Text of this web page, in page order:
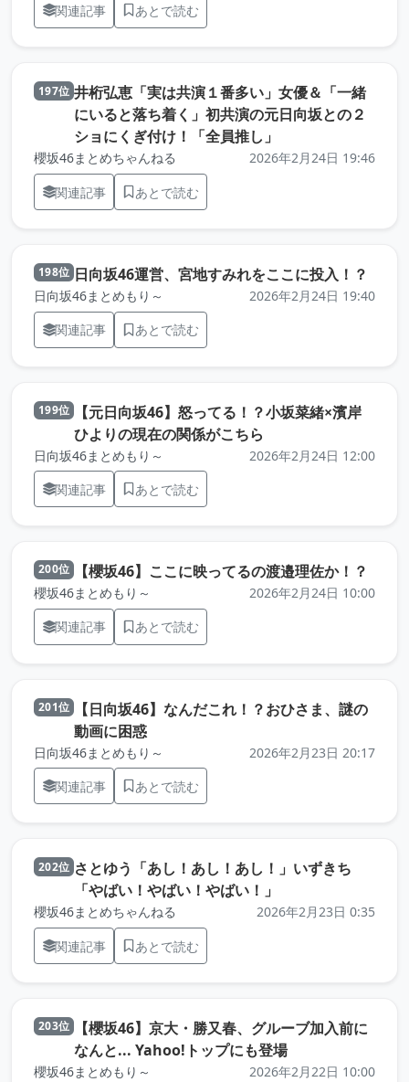
関連記事
あとで読む
197位 井桁弘恵「実は共演１番多い」女優＆「一緒
にいると落ち着く」初共演の元日向坂との２
ショにくぎ付け！「全員推し」
櫻坂46まとめちゃんねる
2026年2月24日 19:46
関連記事
あとで読む
198位 日向坂46運営、宮地すみれをここに投入！？
日向坂46まとめもり～
2026年2月24日 19:40
関連記事
あとで読む
199位
【元日向坂46】怒ってる！？小坂菜緒×濱岸
ひよりの現在の関係がこちら
日向坂46まとめもり～
2026年2月24日 12:00
関連記事
あとで読む
200位 【櫻坂46】ここに映ってるの渡邉理佐か！？
櫻坂46まとめもり～
2026年2月24日 10:00
関連記事
あとで読む
201位
【日向坂46】なんだこれ！？おひさま、謎の
動画に困惑（元記事を新しいタブで開きます）
日向坂46まとめもり～
2026年2月23日 20:17
関連記事
あとで読む
202位 さとゆう「あし！あし！あし！」いずきち
「やばい！やばい！やばい！」
櫻坂46まとめちゃんねる
2026年2月23日 0:35
関連記事
あとで読む
203位
【櫻坂46】京大・勝又春、グルーブ加入前に
なんと... Yahoo!トップにも登場（元記事を新し
櫻坂46まとめもり～
2026年2月22日 10:00